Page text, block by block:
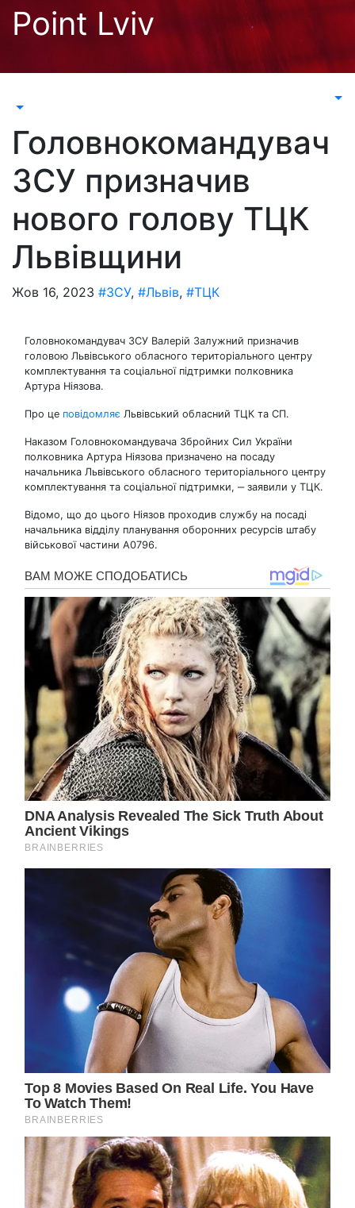
Перейти
Point Lviv
Головнокомандувач
ЗСУ призначив
нового голову ТЦК
Львівщини
Жов 16, 2023 #ЗСУ, #Львів, #ТЦК
Головнокомандувач ЗСУ Валерій Залужний призначив
головою Львівського обласного територіального центру
комплектування та соціальної підтримки полковника
Артура Ніязова.
Про це повідомляє Львівський обласний ТЦК та СП.
Наказом Головнокомандувача Збройних Сил України
полковника Артура Ніязова призначено на посаду
начальника Львівського обласного територіального центру
комплектування та соціальної підтримки, ‒ заявили у ТЦК.
Відомо, що до цього Ніязов проходив службу на посаді
начальника відділу планування оборонних ресурсів штабу
військової частини А0796.